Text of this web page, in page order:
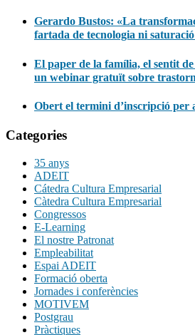
Gerardo Bustos: «La
fartada de tecnologia ni
El paper de la família, el sentit
un webinar gratuït sobre
Obert el termini d’inscripció
Categories
35 anys
ADEIT
Cátedra Cultura Empresarial
Càtedra Cultura Empresarial
Congressos
E-Learning
El nostre Patronat
Empleabilitat
Espai ADEIT
Formació oberta
Jornades i conferències
MOTIVEM
Postgrau
Pràctiques